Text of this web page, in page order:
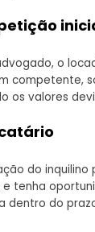
o
competente,
os valores
do inquilino
tenha
dentro do